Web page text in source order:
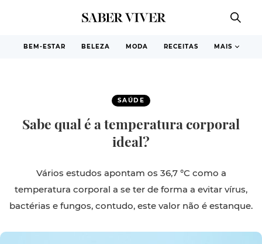
BEM-ESTAR BELEZA MODA RECEITAS MAIS
SAÚDE
Sabe qual é a temperatura corporal
ideal?
Vários estudos apontam os 36,7 °C como a
temperatura corporal a se ter de forma a evitar vírus,
bactérias e fungos, contudo, este valor não é estanque.